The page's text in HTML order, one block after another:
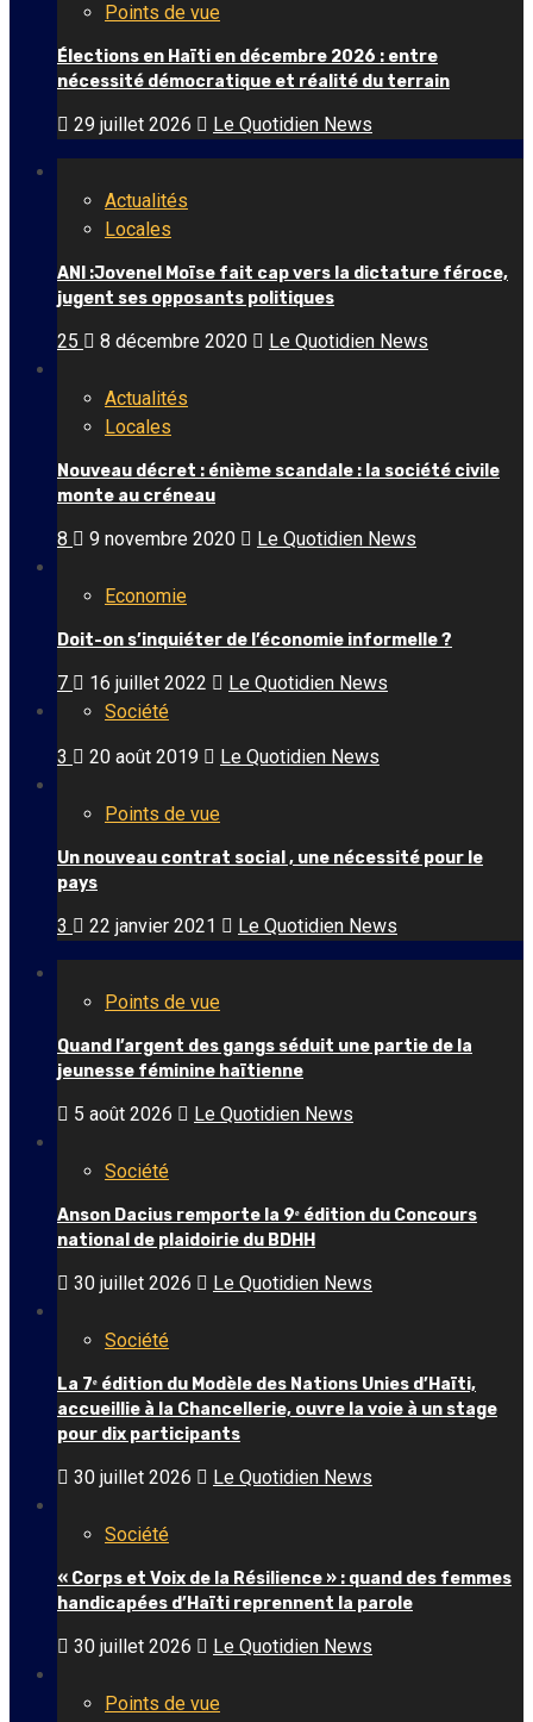
Points de vue
Élections en Haïti en décembre 2026 : entre
nécessité démocratique et réalité du terrain
29 juillet 2026 Le Quotidien News
Actualités
Locales
ANI :Jovenel Moïse fait cap vers la dictature féroce,
jugent ses opposants politiques
25 8 décembre 2020 Le Quotidien News
Actualités
Locales
Nouveau décret : énième scandale : la société civile
monte au créneau
8 9 novembre 2020 Le Quotidien News
Economie
Doit-on s’inquiéter de l’économie informelle ?
7 16 juillet 2022
Le Quotidien News
Société
3
20 août 2019 Le Quotidien News
Points de vue
Un nouveau contrat social , une nécessité pour le
pays
3 22 janvier 2021 Le Quotidien News
Points de vue
Quand l’argent des gangs séduit une partie de la
jeunesse féminine haïtienne
5 août 2026 Le Quotidien News
Société
Anson Dacius remporte la 9ᵉ édition du Concours
national de plaidoirie du BDHH
30 juillet 2026 Le Quotidien News
Société
La 7ᵉ édition du Modèle des Nations Unies d’Haïti,
accueillie à la Chancellerie, ouvre la voie à un stage
pour dix participants
30 juillet 2026 Le Quotidien News
Société
« Corps et Voix de la Résilience » : quand des femmes
handicapées d’Haïti reprennent la parole
30 juillet 2026 Le Quotidien News
Points de vue